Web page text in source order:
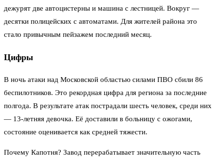
дежурят две автоцистерны и машина с лестницей. Вокруг —
десятки полицейских с автоматами. Для жителей района это
стало привычным пейзажем последний месяц.
Цифры
В ночь атаки над Московской областью силами ПВО сбили 86
беспилотников. Это рекордная цифра для региона за последние
полгода. В результате атак пострадали шесть человек, среди них
— 13-летняя девочка. Её доставили в больницу с ожогами,
состояние оценивается как средней тяжести.
Почему Капотня? Завод перерабатывает значительную часть